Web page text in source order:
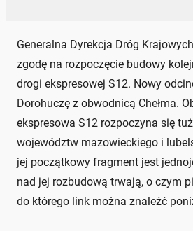
Generalna Dyrekcja Dróg
zgodę na rozpoczęcie budowy
drogi ekspresowej S12. Nowy
Dorohuczę z obwodnicą Chełma.
ekspresowa S12 rozpoczyna się
województw mazowieckiego i
jej początkowy fragment jest
nad jej rozbudową trwają, o czym
do którego link można znaleźć